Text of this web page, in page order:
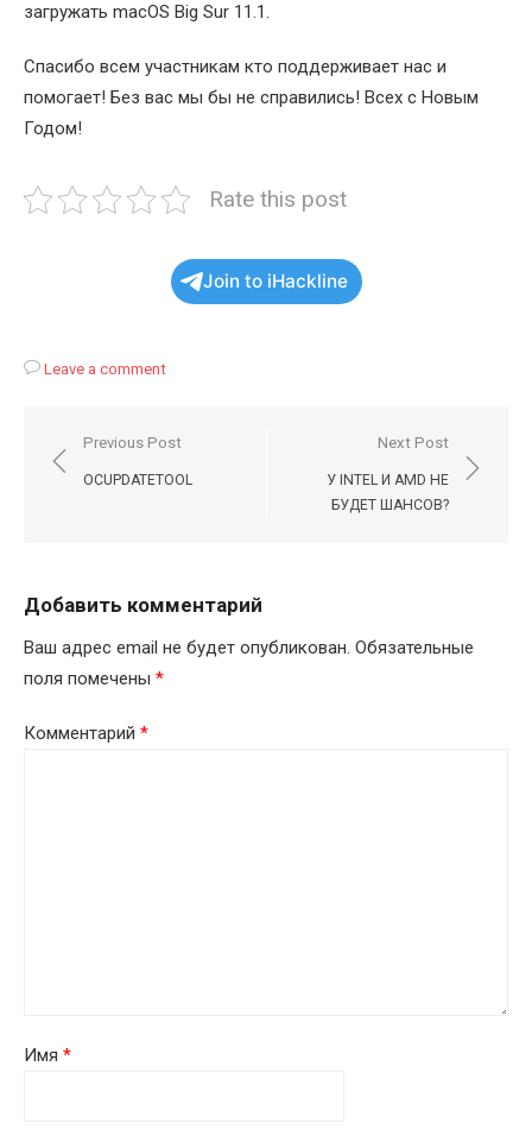
загружать macOS Big Sur 11.1.
Спасибо всем участникам кто поддерживает нас и
помогает! Без вас мы бы не справились! Всех с Новым
Годом!
Rate this post
Join to iHackline
Leave a comment
Навигация
по
Previous Post
OCUPDATETOOL
Next Post
У INTEL И AMD НЕ
БУДЕТ ШАНСОВ?
Добавить комментарий
Ваш адрес email не будет опубликован. Обязательные
поля помечены *
Комментарий *
Имя *